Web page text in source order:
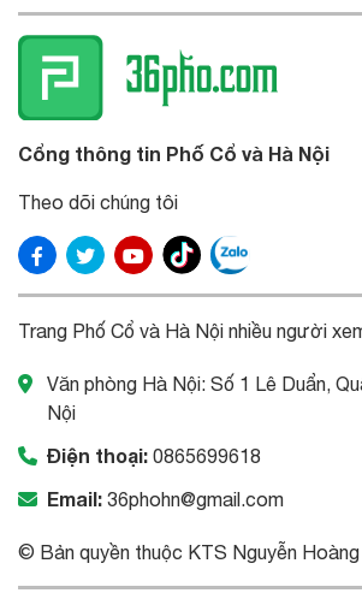
Cổng thông tin Phố Cổ và Hà Nội
Theo dõi chúng tôi
Trang Phố Cổ và Hà Nội nhiều người
Văn phòng Hà Nội: Số 1 Lê Duẩn,
Nội
Điện thoại: 0865699618
Email: 36phohn@gmail.com
© Bản quyền thuộc KTS Nguyễn